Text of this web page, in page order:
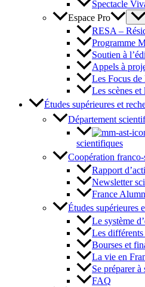
Spectacle
Espace Pro
RESA –
Programme
Soutien à
Appels à
Les Focus de
Les scènes et
Études supérieures et
Département
scientifiques
Coopération franco-
Rapport
Newsletter
France
Études supérieures
Le système
Les différents
Bourses et
La vie en
Se préparer à
FAQ